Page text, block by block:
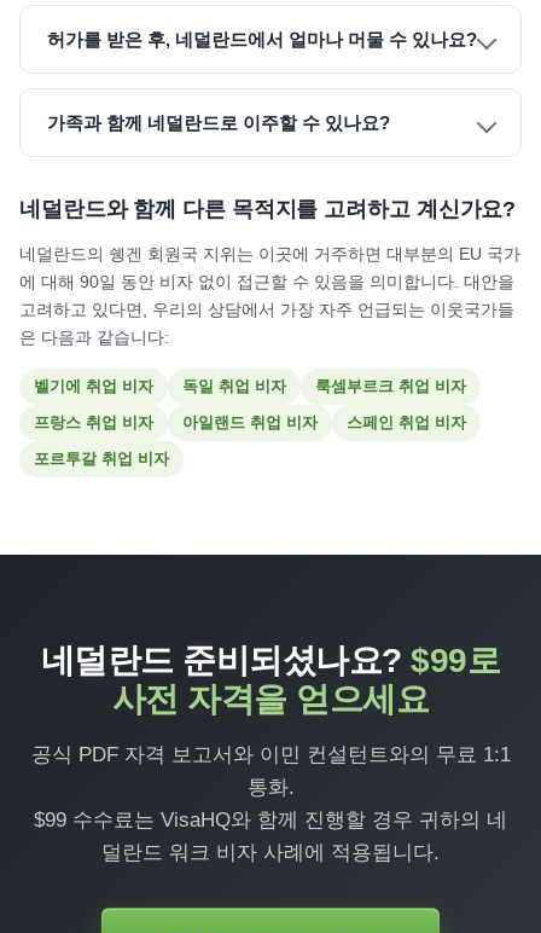
허가를 받은 후, 네덜란드에서 얼마나 머물 수 있나요?
가족과 함께 네덜란드로 이주할 수 있나요?
네덜란드와 함께 다른 목적지를 고려하고 계신가요?
네덜란드의 쉥겐 회원국 지위는 이곳에 거주하면 대부분의 EU 국가
에 대해 90일 동안 비자 없이 접근할 수 있음을 의미합니다. 대안을
고려하고 있다면, 우리의 상담에서 가장 자주 언급되는 이웃국가들
은 다음과 같습니다:
벨기에 취업 비자 독일 취업 비자
룩셈부르크 취업 비자
프랑스 취업 비자
아일랜드 취업 비자
스페인 취업 비자
포르투갈 취업 비자
네덜란드 준비되셨나요?$99로
사전 자격을 얻으세요
공식 PDF 자격 보고서와 이민 컨설턴트와의 무료 1:1
통화.
$99 수수료는 VisaHQ와 함께 진행할 경우 귀하의 네
덜란드 워크 비자 사례에 적용됩니다.